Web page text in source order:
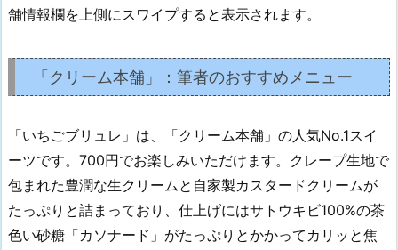
舗情報欄を上側にスワイプすると表示されます。
「クリーム本舗」：筆者のおすすめメニュー
「いちごブリュレ」は、「クリーム本舗」の人気No.1スイ
ーツです。700円でお楽しみいただけます。クレープ生地で
包まれた豊潤な生クリームと自家製カスタードクリームが
たっぷりと詰まっており、仕上げにはサトウキビ100%の茶
色い砂糖「カソナード」がたっぷりとかかってカリッと焦